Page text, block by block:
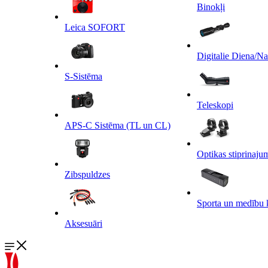
Leica SOFORT
S-Sistēma
APS-C Sistēma (TL un CL)
Zibspuldzes
Aksesuāri
Binokļi
Digitalie Diena/
Teleskopi
Optikas
Sporta un medību